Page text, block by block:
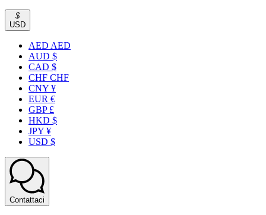
$
USD
AED AED
AUD $
CAD $
CHF CHF
CNY ¥
EUR €
GBP £
HKD $
JPY ¥
USD $
Contattaci